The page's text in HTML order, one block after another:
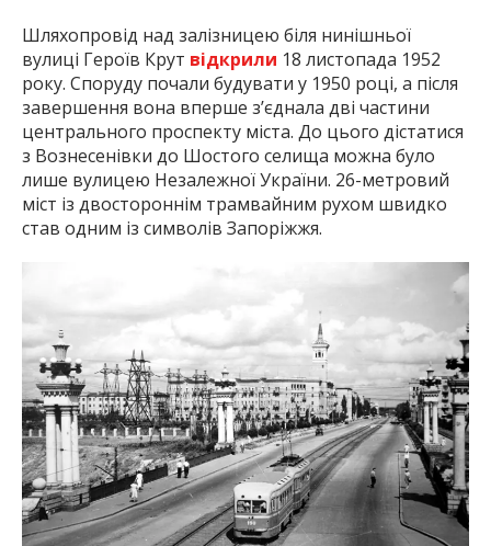
Шляхопровід над залізницею біля нинішньої
вулиці Героїв Крут відкрили 18 листопада 1952
року. Споруду почали будувати у 1950 році, а після
завершення вона вперше з’єднала дві частини
центрального проспекту міста. До цього дістатися
з Вознесенівки до Шостого селища можна було
лише вулицею Незалежної України. 26-метровий
міст із двостороннім трамвайним рухом швидко
став одним із символів Запоріжжя.